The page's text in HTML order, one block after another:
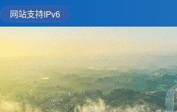
网站支持IPv6